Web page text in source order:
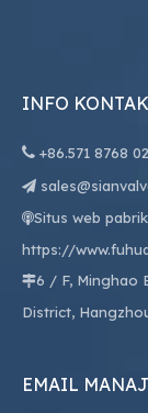
INFO KONTAK
 +86.571 8768

Situs web
https://
6 / F, Minghao
District,
EMAIL